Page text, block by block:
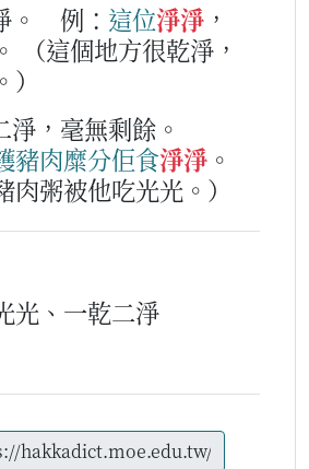
例： 這位淨淨 ，
。
（這個地方很乾淨，
淨，毫無剩餘。
豬肉糜分佢食淨淨 。
肉粥被他吃光光。）
光、一乾二淨